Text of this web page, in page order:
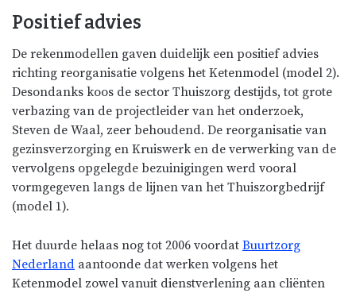
Positief advies
De rekenmodellen gaven duidelijk een positief advies
richting reorganisatie volgens het Ketenmodel (model 2).
Desondanks koos de sector Thuiszorg destijds, tot grote
verbazing van de projectleider van het onderzoek,
Steven de Waal, zeer behoudend. De reorganisatie van
gezinsverzorging en Kruiswerk en de verwerking van de
vervolgens opgelegde bezuinigingen werd vooral
vormgegeven langs de lijnen van het Thuiszorgbedrijf
(model 1).
Het duurde helaas nog tot 2006 voordat Buurtzorg
Nederland aantoonde dat werken volgens het
Ketenmodel zowel vanuit dienstverlening aan cliënten